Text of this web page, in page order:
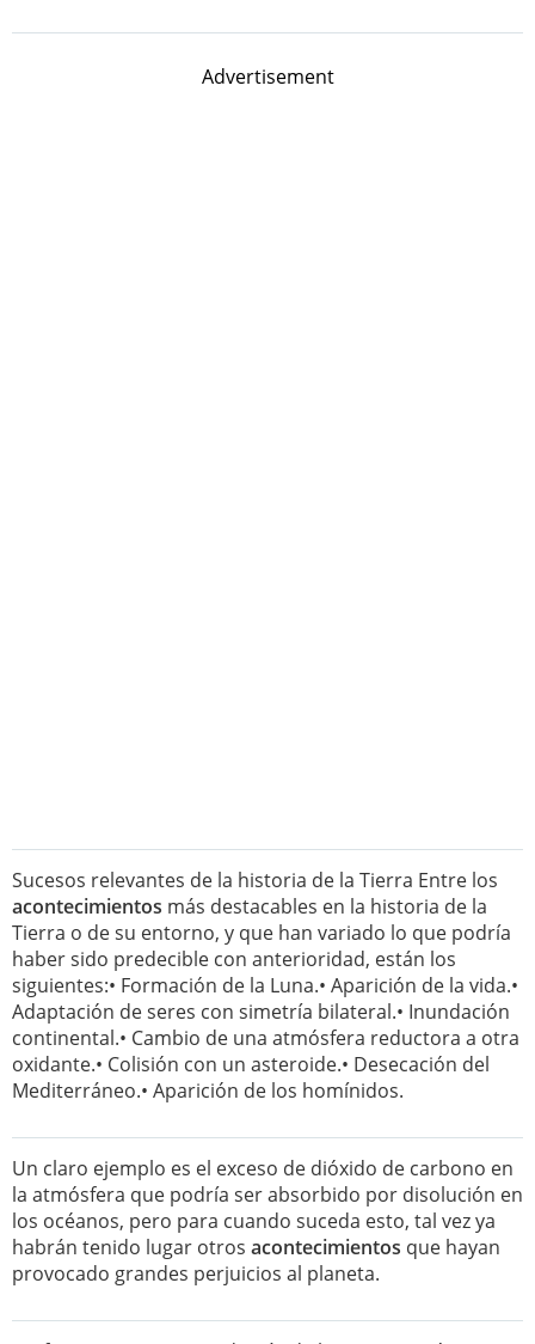
Advertisement
Sucesos relevantes de la historia de la Tierra Entre los
acontecimientos más destacables en la historia de la
Tierra o de su entorno, y que han variado lo que podría
haber sido predecible con anterioridad, están los
siguientes:• Formación de la Luna.• Aparición de la vida.•
Adaptación de seres con simetría bilateral.• Inundación
continental.• Cambio de una atmósfera reductora a otra
oxidante.• Colisión con un asteroide.• Desecación del
Mediterráneo.• Aparición de los homínidos.
Un claro ejemplo es el exceso de dióxido de carbono en
la atmósfera que podría ser absorbido por disolución en
los océanos, pero para cuando suceda esto, tal vez ya
habrán tenido lugar otros acontecimientos que hayan
provocado grandes perjuicios al planeta.